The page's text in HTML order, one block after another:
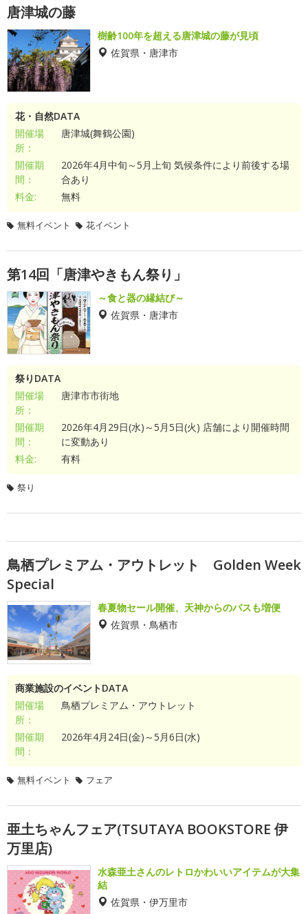
唐津城の藤
樹齢100年を超える唐津城の藤が見頃
佐賀県・唐津市
花・自然DATA
開催場
所：
唐津城(舞鶴公園)
開催期
間：
2026年4月中旬～5月上旬 気候条件により前後する場
合あり
料金:
無料
無料イベント 花イベント
第14回「唐津やきもん祭り」
～食と器の縁結び～
佐賀県・唐津市
祭りDATA
開催場
所：
唐津市市街地
開催期
間：
2026年4月29日(水)～5月5日(火) 店舗により開催時間
に変動あり
料金:
有料
祭り
鳥栖プレミアム・アウトレット Golden Week
Special
春夏物セール開催、天神からのバスも増便
佐賀県・鳥栖市
商業施設のイベントDATA
開催場
所：
鳥栖プレミアム・アウトレット
開催期
間：
2026年4月24日(金)～5月6日(水)
無料イベント フェア
亜土ちゃんフェア(TSUTAYA BOOKSTORE 伊
万里店)
水森亜土さんのレトロかわいいアイテムが大集
結
佐賀県・伊万里市